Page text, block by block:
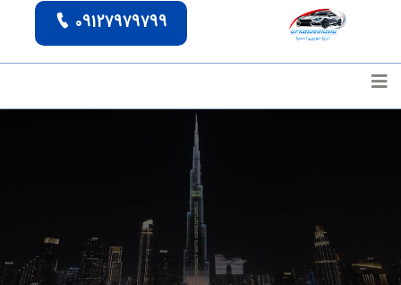
09127979799